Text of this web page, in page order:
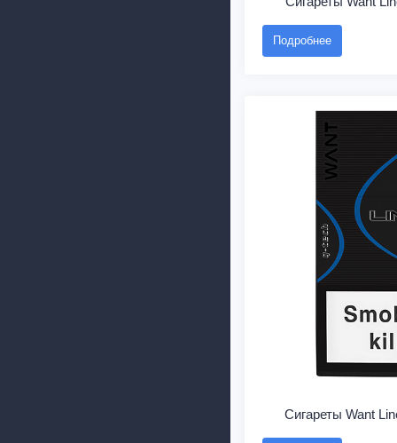
Подробнее
Сигареты Want